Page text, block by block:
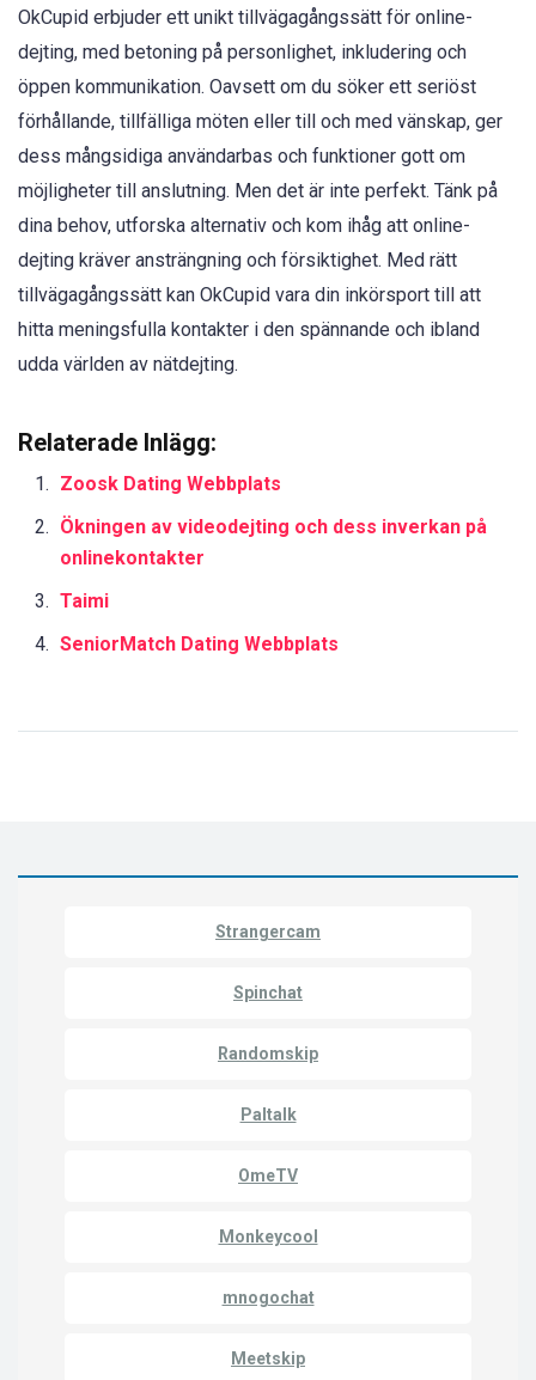
OkCupid erbjuder ett unikt tillvägagångssätt för online-
dejting, med betoning på personlighet, inkludering och
öppen kommunikation. Oavsett om du söker ett seriöst
förhållande, tillfälliga möten eller till och med vänskap, ger
dess mångsidiga användarbas och funktioner gott om
möjligheter till anslutning. Men det är inte perfekt. Tänk på
dina behov, utforska alternativ och kom ihåg att online-
dejting kräver ansträngning och försiktighet. Med rätt
tillvägagångssätt kan OkCupid vara din inkörsport till att
hitta meningsfulla kontakter i den spännande och ibland
udda världen av nätdejting.
Relaterade Inlägg:
Zoosk Dating Webbplats
Ökningen av videodejting och dess inverkan på
onlinekontakter
Taimi
SeniorMatch Dating Webbplats
Strangercam
Spinchat
Randomskip
Paltalk
OmeTV
Monkeycool
mnogochat
Meetskip